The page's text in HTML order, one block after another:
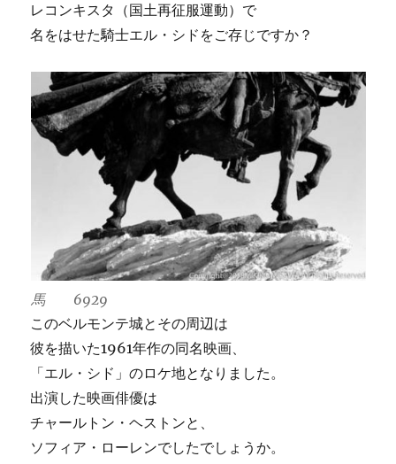
レコンキスタ（国土再征服運動）で
名をはせた騎士エル・シドをご存じですか？
馬 6929
このベルモンテ城とその周辺は
彼を描いた1961年作の同名映画、
「エル・シド」のロケ地となりました。
出演した映画俳優は
チャールトン・ヘストンと、
ソフィア・ローレンでしたでしょうか。